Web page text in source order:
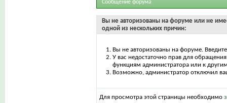
Сообщение форума
Вы не авторизованы на форуме или не
одной из нескольких причин:
Вы не авторизованы на форуме.
У вас недостаточно прав для
функциям администратора или к
Возможно, администратор отключил
Для просмотра этой страницы необходимо